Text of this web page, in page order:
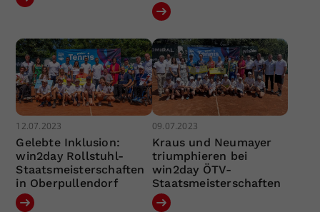
12.07.2023
Gelebte Inklusion:
win2day Rollstuhl-
Staatsmeisterschaften
in Oberpullendorf
09.07.2023
Kraus und Neumayer
triumphieren bei
win2day ÖTV-
Staatsmeisterschaften